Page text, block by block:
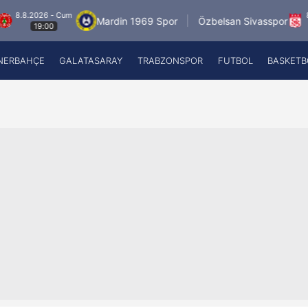
- Cum
Mardin 1969 Spor Özbelsan Sivasspor
8.8.2026
19:00
GALATASARAY TRABZONSPOR FUTBOL